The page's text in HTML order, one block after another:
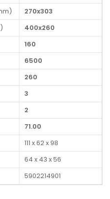
270x303
400x260
160
6500
260
3
2
71.00
111 x 62 x 98
64 x 43 x 56
5902214901